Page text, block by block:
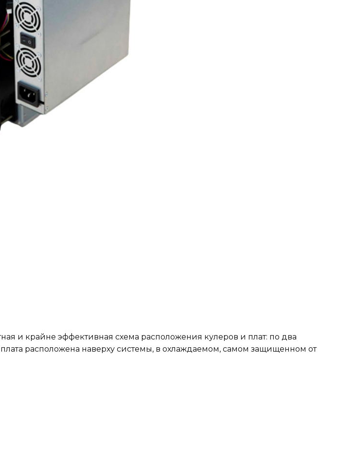
и крайне эффективная схема расположения кулеров и плат: по два
расположена наверху системы, в охлаждаемом, самом защищенном от